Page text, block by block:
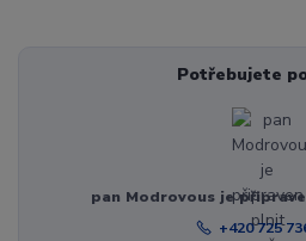
Potřebujete
pan Modrovous je
+420 725